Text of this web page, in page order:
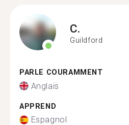
C.
Guildford
PARLE COURAMMENT
Anglais
APPREND
Espagnol